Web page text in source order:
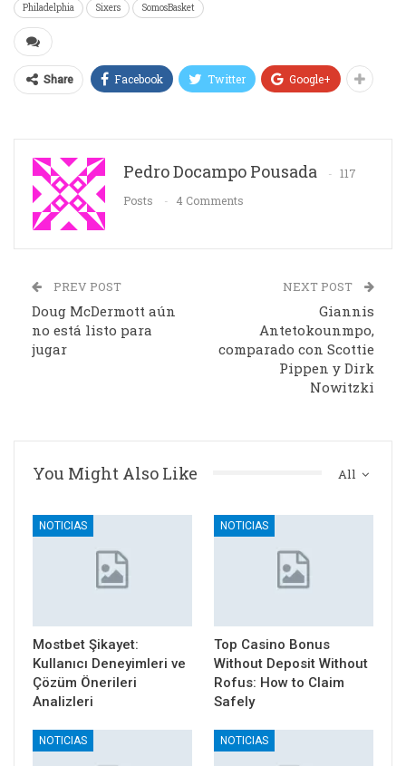
Philadelphia
Sixers SomosBasket
Share Facebook Twitter Google+
Pedro Docampo Pousada
117
Posts
4 Comments
PREV POST
Doug McDermott aún
no está listo para
jugar
NEXT POST
Giannis
Antetokounmpo,
comparado con Scottie
Pippen y Dirk
Nowitzki
All
You Might Also Like
NOTICIAS
Mostbet Şikayet:
Kullanıcı Deneyimleri ve
Çözüm Önerileri
Analizleri
NOTICIAS
Top Casino Bonus
Without Deposit Without
Rofus: How to Claim
Safely
NOTICIAS NOTICIAS